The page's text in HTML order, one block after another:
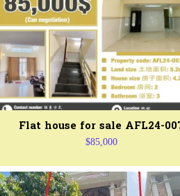
Flat house for sale AFL24-
$85,000